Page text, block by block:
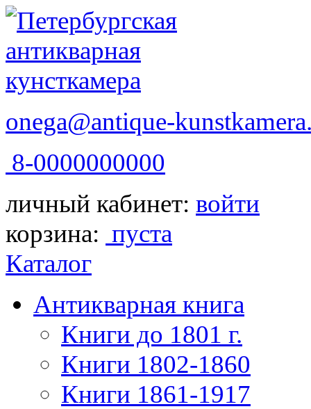
onega@antique-
8-0000000000
личный кабинет: войти
корзина: пуста
Каталог
Антикварная книга
Книги до 1801 г.
Книги 1802-1860
Книги 1861-1917